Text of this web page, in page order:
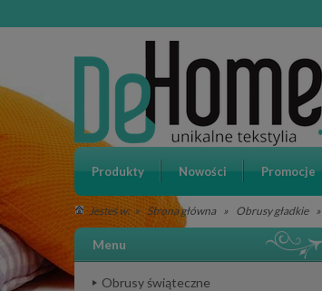
Produkty Nowości Promocje
Jesteś w: » Strona główna » Obrusy gładkie »
Menu
Obrusy świąteczne